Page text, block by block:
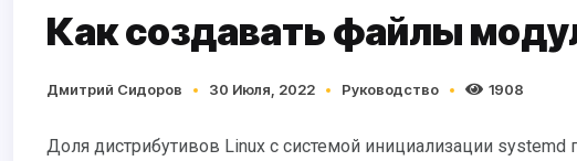
Как создавать файлы
Дмитрий Сидоров 30 Июля, 2022 Руководство 1908
Доля дистрибутивов Linux с системой инициализации systemd постоянно растет. С помощью этого мощного комплекта